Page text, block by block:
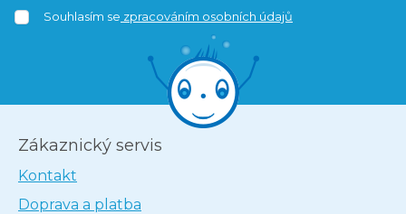
Souhlasím se zpracováním osobních údajů
Zákaznický servis
Kontakt
Doprava a platba